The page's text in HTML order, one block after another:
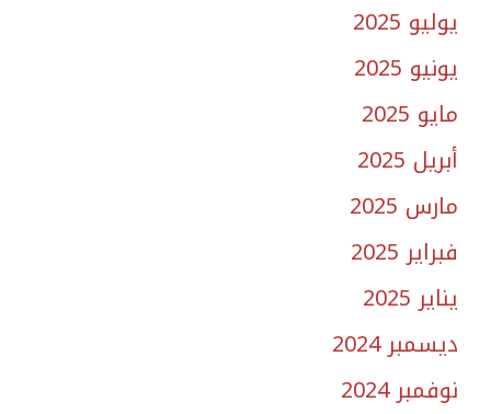
يوليو 2025
يونيو 2025
مايو 2025
أبريل 2025
مارس 2025
فبراير 2025
يناير 2025
ديسمبر 2024
نوفمبر 2024